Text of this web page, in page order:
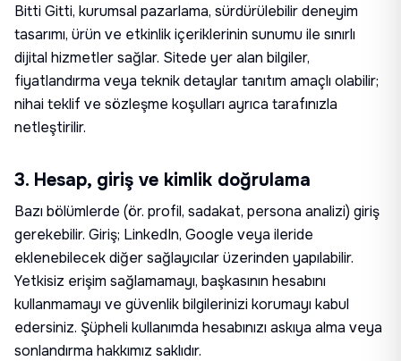
Bitti Gitti, kurumsal pazarlama, sürdürülebilir deneyim
tasarımı, ürün ve etkinlik içeriklerinin sunumu ile sınırlı
dijital hizmetler sağlar. Sitede yer alan bilgiler,
fiyatlandırma veya teknik detaylar tanıtım amaçlı olabilir;
nihai teklif ve sözleşme koşulları ayrıca tarafınızla
netleştirilir.
3. Hesap, giriş ve kimlik doğrulama
Bazı bölümlerde (ör. profil, sadakat, persona analizi) giriş
gerekebilir. Giriş; LinkedIn, Google veya ileride
eklenebilecek diğer sağlayıcılar üzerinden yapılabilir.
Yetkisiz erişim sağlamamayı, başkasının hesabını
kullanmamayı ve güvenlik bilgilerinizi korumayı kabul
edersiniz. Şüpheli kullanımda hesabınızı askıya alma veya
sonlandırma hakkımız saklıdır.